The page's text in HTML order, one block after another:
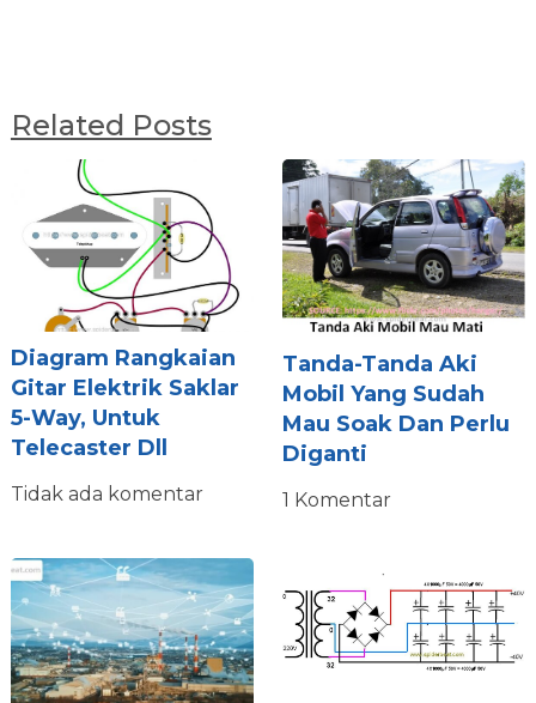
Related Posts
Diagram Rangkaian
Gitar Elektrik Saklar
5-Way, Untuk
Telecaster Dll
Tidak ada komentar
Tanda-Tanda Aki
Mobil Yang Sudah
Mau Soak Dan Perlu
Diganti
1 Komentar